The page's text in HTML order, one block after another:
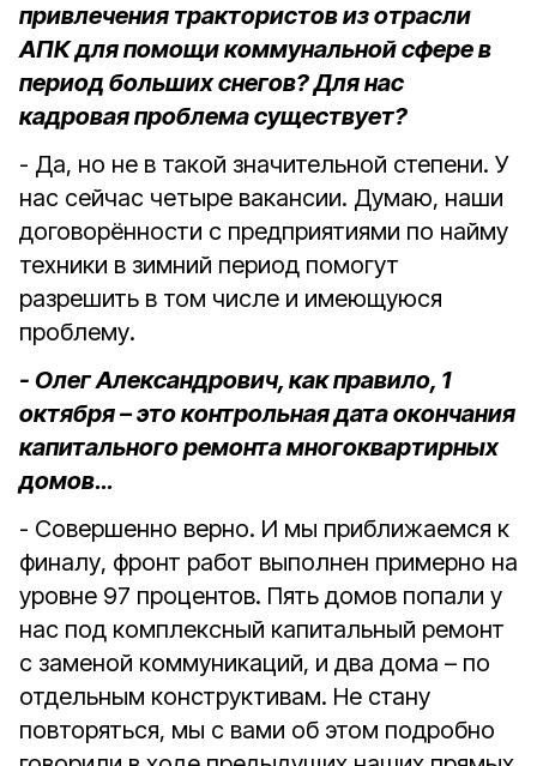
привлечения трактористов из отрасли
АПК для помощи коммунальной сфере в
период больших снегов? Для нас
кадровая проблема существует?
- Да, но не в такой значительной степени. У
нас сейчас четыре вакансии. Думаю, наши
договорённости с предприятиями по найму
техники в зимний период помогут
разрешить в том числе и имеющуюся
проблему.
- Олег Александрович, как правило, 1
октября – это контрольная дата окончания
капитального ремонта многоквартирных
домов…
- Совершенно верно. И мы приближаемся к
финалу, фронт работ выполнен примерно на
уровне 97 процентов. Пять домов попали у
нас под комплексный капитальный ремонт
с заменой коммуникаций, и два дома – по
отдельным конструктивам. Не стану
повторяться, мы с вами об этом подробно